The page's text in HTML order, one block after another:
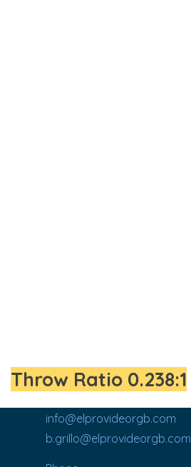
Throw Ratio 0.238:1
info@elprovideorgb.com
b.grillo@elprovideorgb.com